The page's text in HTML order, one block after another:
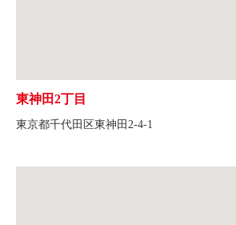
東神田2丁目
東京都千代田区東神田2-4-1